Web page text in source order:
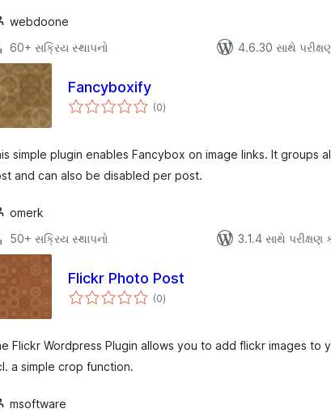
webdoone
60+ સક્રિય સ્થાપનો
4.6.30 સાથે
Fancyboxify
(0કુલ
રેટિંગ્સ
)
simple plugin enables Fancybox on image links. It groups
and can also be disabled per post.
omerk
50+ સક્રિય સ્થાપનો
3.1.4 સાથે પરીક્ષણ
Flickr Photo Post
(0કુલ
રેટિંગ્સ
)
Flickr Wordpress Plugin allows you to add flickr images to
a simple crop function.
msoftware